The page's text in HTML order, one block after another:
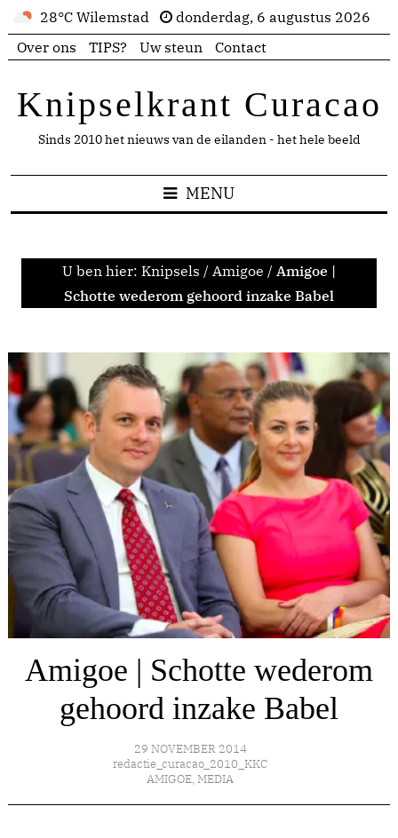
28°C Wilemstad
donderdag, 6 augustus 2026
Over ons
TIPS? Uw steun Contact
Knipselkrant Curacao
Sinds 2010 het nieuws van de eilanden - het hele beeld
MENU
U ben hier: Knipsels / Amigoe / Amigoe |
Schotte wederom gehoord inzake Babel
Amigoe | Schotte wederom
gehoord inzake Babel
29 NOVEMBER 2014
redactie_curacao_2010_KKC
AMIGOE, MEDIA